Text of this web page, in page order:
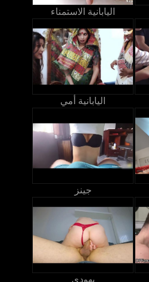
اليابانية الاستمناء
اليابانية أمي
جينز
يهودي